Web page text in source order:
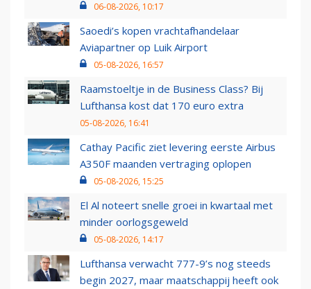
06-08-2026, 10:17
Saoedi’s kopen vrachtafhandelaar
Aviapartner op Luik Airport
05-08-2026, 16:57
Raamstoeltje in de Business Class? Bij
Lufthansa kost dat 170 euro extra
05-08-2026, 16:41
Cathay Pacific ziet levering eerste Airbus
A350F maanden vertraging oplopen
05-08-2026, 15:25
El Al noteert snelle groei in kwartaal met
minder oorlogsgeweld
05-08-2026, 14:17
Lufthansa verwacht 777-9’s nog steeds
begin 2027, maar maatschappij heeft ook